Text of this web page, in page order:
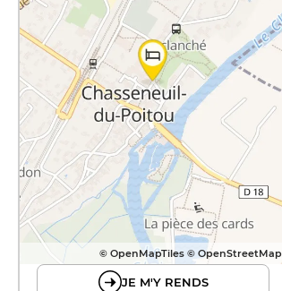
© OpenMapTiles © OpenStreetMap
JE M'Y RENDS